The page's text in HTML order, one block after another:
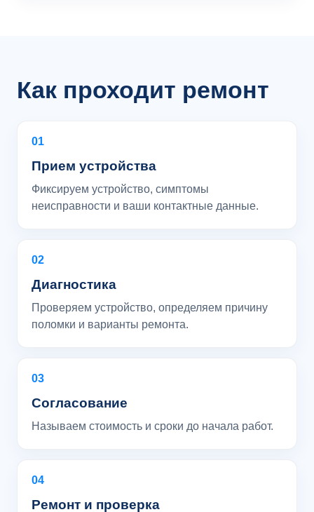
Как проходит ремонт
01
Прием устройства
Фиксируем устройство, симптомы
неисправности и ваши контактные данные.
02
Диагностика
Проверяем устройство, определяем причину
поломки и варианты ремонта.
03
Согласование
Называем стоимость и сроки до начала работ.
04
Ремонт и проверка